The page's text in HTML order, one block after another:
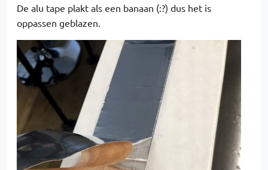
De alu tape plakt als een banaan (:?) dus het is
oppassen geblazen.